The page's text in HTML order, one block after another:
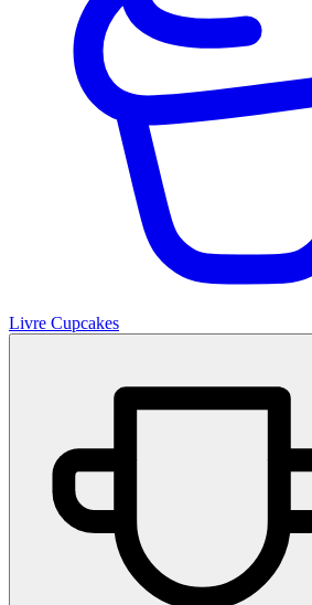
Livre Cupcakes